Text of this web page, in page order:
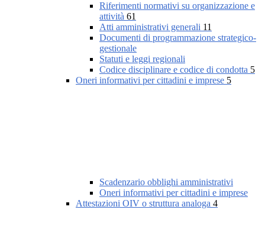
Riferimenti normativi su organizzazione e
attività 61
Atti amministrativi generali 11
Documenti di programmazione strategico-
gestionale
Statuti e leggi regionali
Codice disciplinare e codice di condotta 5
Oneri informativi per cittadini e imprese 5
Scadenzario obblighi amministrativi
Oneri informativi per cittadini e imprese
Attestazioni OIV o struttura analoga 4